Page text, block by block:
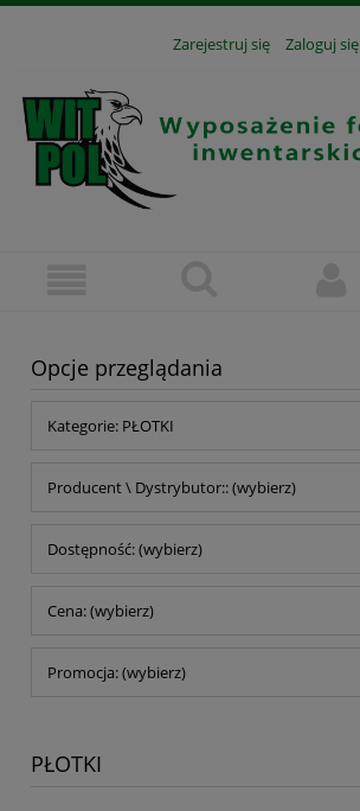
Zarejestruj się Zaloguj się
Opcje przeglądania
Kategorie: PŁOTKI
Producent \ Dystrybutor:: (wybierz)
Dostępność: (wybierz)
Cena: (wybierz)
Promocja: (wybierz)
PŁOTKI